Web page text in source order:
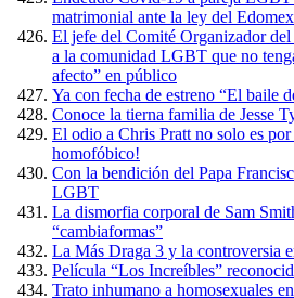
matrimonial ante la ley del Edomex
El jefe del Comité Organizador
a la comunidad LGBT que no
afecto” en público
Ya con fecha de estreno “El baile
Conoce la tierna familia de Jesse
El odio a Chris Pratt no solo es
homofóbico!
Con la bendición del Papa
LGBT
La dismorfia corporal de Sam
“cambiaformas”
La Más Draga 3 y la controversia
Película “Los Increíbles”
Trato inhumano a homosexuales